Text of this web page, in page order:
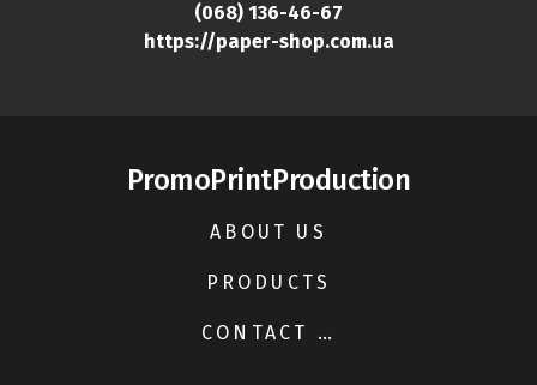
(068) 136-46-67
https://paper-shop.com.ua
PromoPrintProduction
ABOUT US
PRODUCTS
CONTACT US